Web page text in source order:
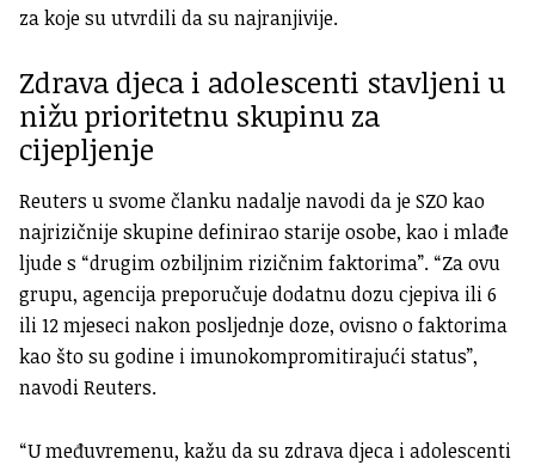
za koje su utvrdili da su najranjivije.
Zdrava djeca i adolescenti stavljeni u
nižu prioritetnu skupinu za
cijepljenje
Reuters u svome članku nadalje navodi da je SZO kao
najrizičnije skupine definirao starije osobe, kao i mlađe
ljude s “drugim ozbiljnim rizičnim faktorima”. “Za ovu
grupu, agencija preporučuje dodatnu dozu cjepiva ili 6
ili 12 mjeseci nakon posljednje doze, ovisno o faktorima
kao što su godine i imunokompromitirajući status”,
navodi Reuters.
“U međuvremenu, kažu da su zdrava djeca i adolescenti